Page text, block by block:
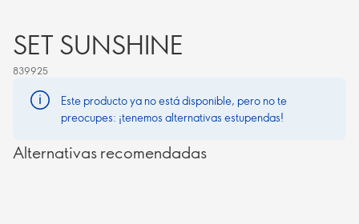
SET SUNSHINE
839925
Este producto ya no está disponible, pero no te
preocupes: ¡tenemos alternativas estupendas!
Alternativas recomendadas